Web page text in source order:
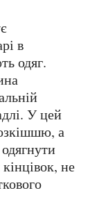
в
одяг.
У цей
а
не